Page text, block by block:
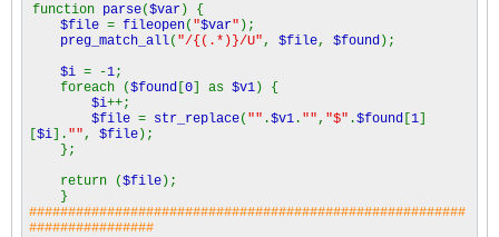
function parse($var) {
$file = fileopen( "$var" );
preg_match_all( "/{(.*)}/U", $file, $found);
$i = -1;
foreach ($found [0] as $v1) {
$i++;
$file = str_replace( "" .$v1 . "", "$" .$found [1]
[$i]. "", $file);
};
return ($file);
}
########################################################
################